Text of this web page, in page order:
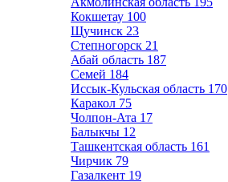
Кокшетау 100
Щучинск 23
Степногорск 21
Абай область 187
Семей 184
Иссык-Кульская область 170
Каракол 75
Чолпон-Ата 17
Балыкчы 12
Ташкентская область 161
Чирчик 79
Газалкент 19